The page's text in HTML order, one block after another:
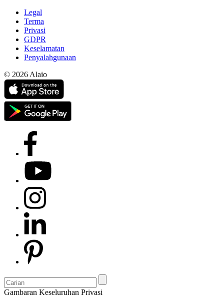
Legal
Terma
Privasi
GDPR
Keselamatan
Penyalahgunaan
© 2026 Alaio
Gambaran Keseluruhan Privasi